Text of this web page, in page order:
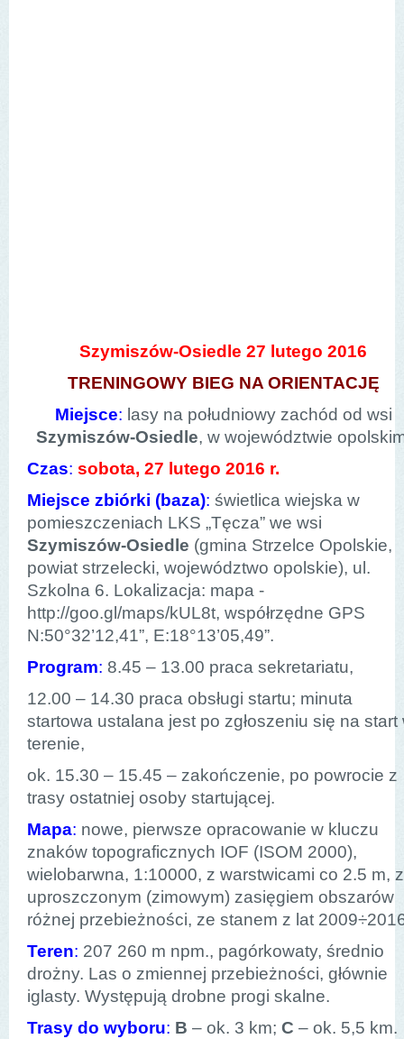
Szymiszów-Osiedle 27 lutego 2016
TRENINGOWY BIEG NA ORIENTACJĘ
Miejsce: lasy na południowy zachód od wsi
Szymiszów-Osiedle, w województwie
Czas: sobota, 27 lutego 2016 r.
Miejsce zbiórki (baza): świetlica wiejska w
pomieszczeniach LKS „Tęcza” we wsi
Szymiszów-Osiedle (gmina Strzelce Opolskie,
powiat strzelecki, województwo opolskie), ul.
Szkolna 6. Lokalizacja: mapa -
http://goo.gl/maps/kUL8t, współrzędne GPS
N:50°32’12,41”, E:18°13’05,49”.
Program: 8.45 – 13.00 praca sekretariatu,
12.00 – 14.30 praca obsługi startu; minuta
startowa ustalana jest po zgłoszeniu się na start
terenie,
ok. 15.30 – 15.45 – zakończenie, po powrocie z
trasy ostatniej osoby startującej.
Mapa: nowe, pierwsze opracowanie w kluczu
znaków topograficznych IOF (ISOM 2000),
wielobarwna, 1:10000, z warstwicami co 2.5 m, z
uproszczonym (zimowym) zasięgiem obszarów
różnej przebieżności, ze stanem z lat
Teren: 207 260 m npm., pagórkowaty, średnio
drożny. Las o zmiennej przebieżności, głównie
iglasty. Występują drobne progi skalne.
Trasy do wyboru: B – ok. 3 km; C – ok. 5,5 km.